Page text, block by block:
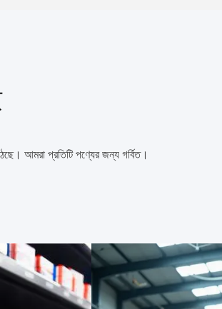
আমরা প্রতিটি পণ্যের জন্য গর্বিত।